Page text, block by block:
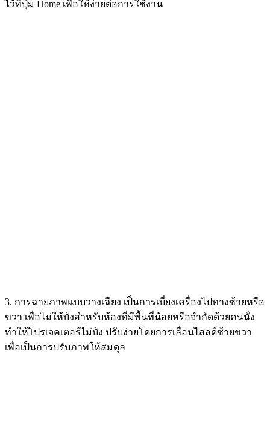
ไว้ที่ปุ่ม Home เพื่อให้ง่ายต่อการใช้งาน
3. การฉายภาพแบบวางเฉียง เป็นการเบี่ยงเครื่องไปทางซ้ายหรือ
ขวา เพื่อไม่ให้บังสำหรับห้องที่มีพื้นที่น้อยหรือจำกัดด้วยคนนั่ง
ทำให้โปรเจคเตอร์ไม่บัง ปรับง่ายโดยการเลื่อนไสลด์ซ้ายขวา
เพื่อเป็นการปรับภาพให้สมดุล